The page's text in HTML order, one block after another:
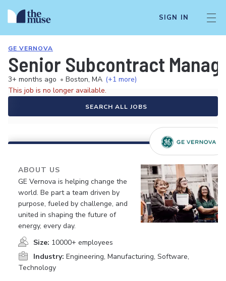
SIGN IN
GE VERNOVA
Senior Subcontract
3+ months ago • Boston, MA (+1 more)
This job is no longer available.
SEARCH ALL JOBS
ABOUT US
GE Vernova is helping change the
world. Be part a team driven by
purpose, fueled by challenge, and
united in shaping the future of
energy, every day.
Size: 10000+ employees
Industry: Engineering, Manufacturing, Software,
Technology